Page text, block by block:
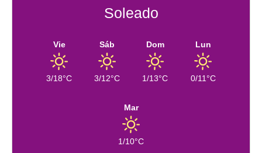
Soleado
Vie
3/18°C
Sáb
3/12°C
Dom
1/13°C
Lun
0/11°C
Mar
1/10°C